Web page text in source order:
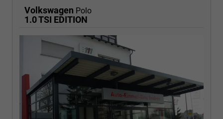
Volkswagen Polo
1.0 TSI EDITION